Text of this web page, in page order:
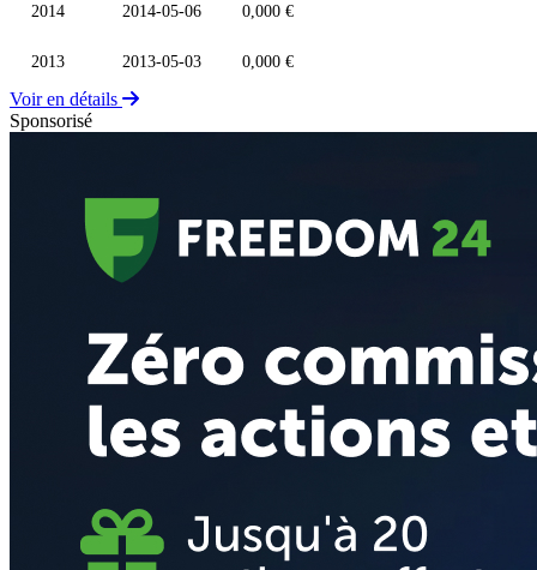
2014 2014-05-06 0,000 €
2013 2013-05-03 0,000 €
Voir en détails
Sponsorisé